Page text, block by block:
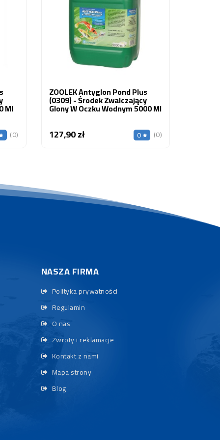
Ml
(0)
ZOOLEK Antyglon Pond Plus
(0309) - Środek Zwalczający
Glony W Oczku Wodnym 5000 Ml
127,90 złCena 0 (0)
NASZA FIRMA
Polityka prywatności
Regulamin
O nas
Zwroty i reklamacje
Kontakt z nami
Mapa strony
Blog